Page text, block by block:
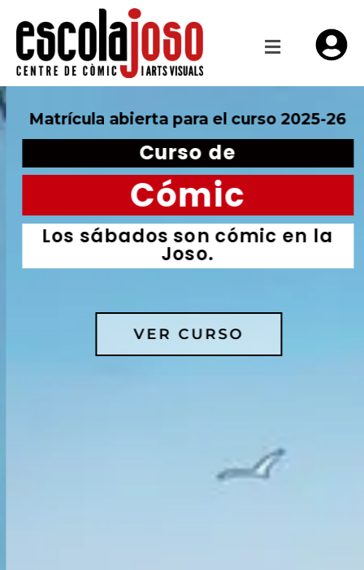
Matrícula abierta para el curso 2025-26
Curso de
Cómic
Los sábados son cómic en la
Joso.
VER CURSO